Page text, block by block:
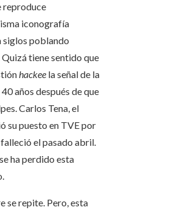
reproduce
iconografía
siglos poblando
Quizá tiene sentido que
hackee la señal de la
años después de que
Carlos Tena, el
su puesto en TVE por
el pasado abril.
ha perdido esta
se repite. Pero, esta